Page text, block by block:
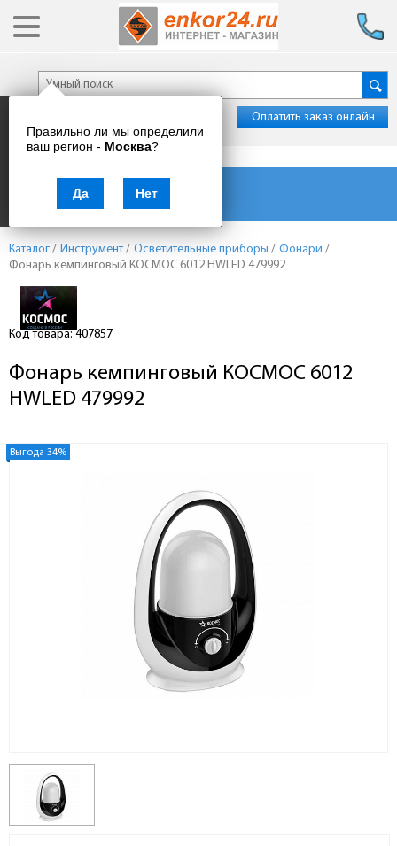
Правильно ли мы определили
ваш регион - Москва?
Да Нет
Оплатить заказ онлайн
Каталог товаров
Каталог / Инструмент/ Осветительные приборы / Фонари /
Фонарь кемпинговый КОСМОС 6012 HWLED 479992
Код товара: 407857
Фонарь кемпинговый КОСМОС 6012
HWLED 479992
Выгода 34%